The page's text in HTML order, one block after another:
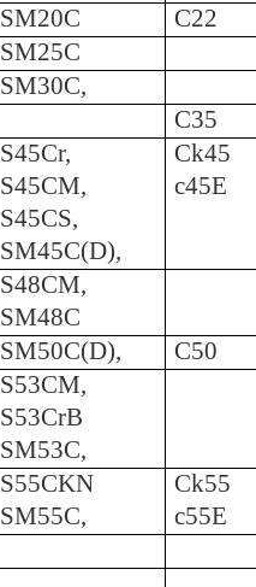
SM20C C22
SM25C
SM30C,
C35
S45Cr,
S45CM,
S45CS,
SM45C(D),
Ck45
c45E
S48CM,
SM48C
SM50C(D), C50
S53CM,
S53CrB
SM53C,
S55CKN
SM55C,
Ck55
c55E